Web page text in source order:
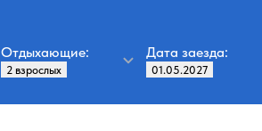
Отдыхающие: Дата заезда: